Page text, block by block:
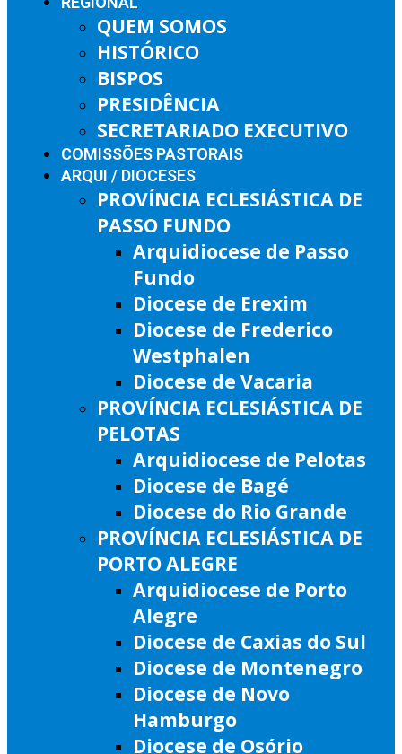
QUEM SOMOS
HISTÓRICO
BISPOS
PRESIDÊNCIA
SECRETARIADO EXECUTIVO
COMISSÕES PASTORAIS
ARQUI / DIOCESES
PROVÍNCIA ECLESIÁSTICA DE
PASSO FUNDO
Arquidiocese de Passo
Fundo
Diocese de Erexim
Diocese de Frederico
Westphalen
Diocese de Vacaria
PROVÍNCIA ECLESIÁSTICA DE
PELOTAS
Arquidiocese de Pelotas
Diocese de Bagé
Diocese do Rio Grande
PROVÍNCIA ECLESIÁSTICA DE
PORTO ALEGRE
Arquidiocese de Porto
Alegre
Diocese de Caxias do Sul
Diocese de Montenegro
Diocese de Novo
Hamburgo
Diocese de Osório